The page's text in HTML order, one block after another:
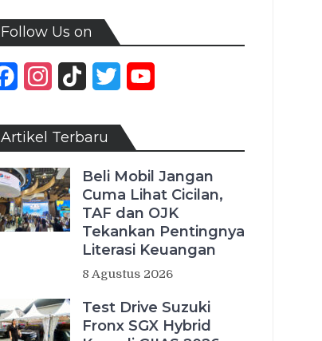
Follow Us on
FacebookInstagram
TikTok Twitter
Artikel Terbaru
Beli Mobil Jangan
Cuma Lihat Cicilan,
TAF dan OJK
Tekankan Pentingnya
Literasi Keuangan
8 Agustus 2026
Test Drive Suzuki
Fronx SGX Hybrid